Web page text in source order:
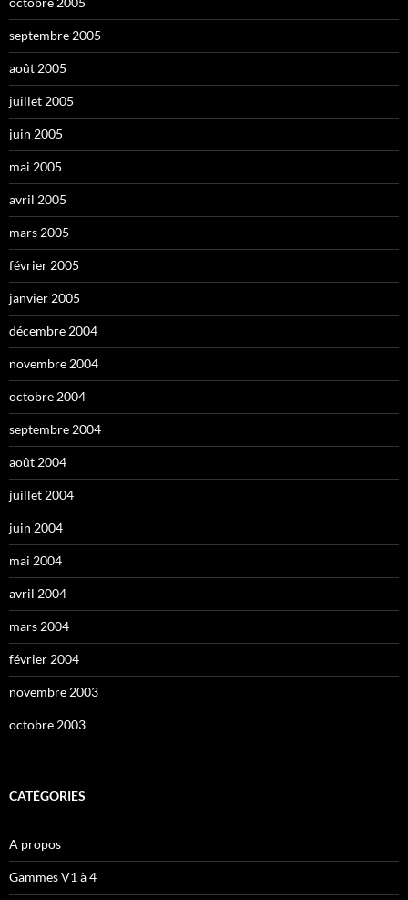
septembre 2005
août 2005
juillet 2005
juin 2005
mai 2005
avril 2005
mars 2005
février 2005
janvier 2005
décembre 2004
novembre 2004
octobre 2004
septembre 2004
août 2004
juillet 2004
juin 2004
mai 2004
avril 2004
mars 2004
février 2004
novembre 2003
octobre 2003
CATÉGORIES
A propos
Gammes V1 à 4